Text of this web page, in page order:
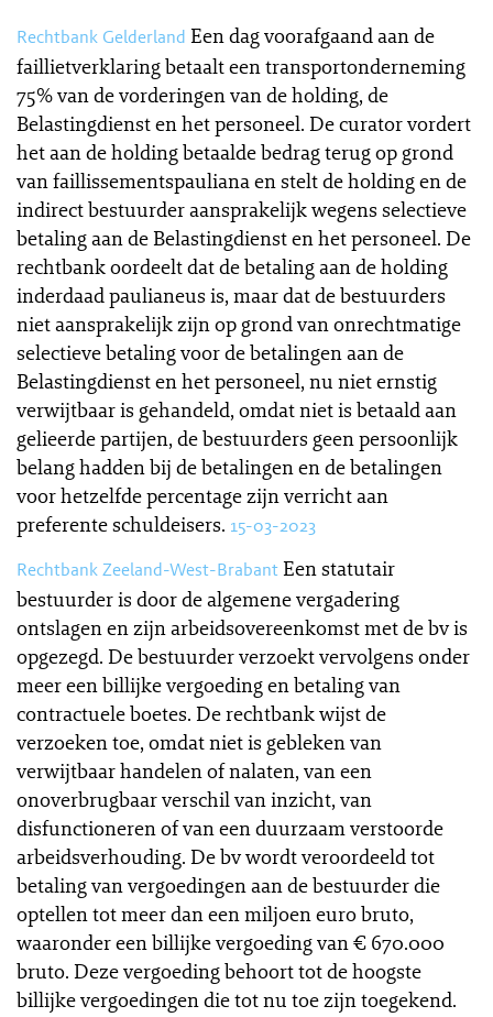
Rechtbank Gelderland Een dag voorafgaand aan de
faillietverklaring betaalt een transportonderneming
75% van de vorderingen van de holding, de
Belastingdienst en het personeel. De curator vordert
het aan de holding betaalde bedrag terug op grond
van faillissementspauliana en stelt de holding en de
indirect bestuurder aansprakelijk wegens selectieve
betaling aan de Belastingdienst en het personeel. De
rechtbank oordeelt dat de betaling aan de holding
inderdaad paulianeus is, maar dat de bestuurders
niet aansprakelijk zijn op grond van onrechtmatige
selectieve betaling voor de betalingen aan de
Belastingdienst en het personeel, nu niet ernstig
verwijtbaar is gehandeld, omdat niet is betaald aan
gelieerde partijen, de bestuurders geen persoonlijk
belang hadden bij de betalingen en de betalingen
voor hetzelfde percentage zijn verricht aan
preferente schuldeisers. 15-03-2023
Rechtbank Zeeland-West-BrabantEen statutair
bestuurder is door de algemene vergadering
ontslagen en zijn arbeidsovereenkomst met de bv is
opgezegd. De bestuurder verzoekt vervolgens onder
meer een billijke vergoeding en betaling van
contractuele boetes. De rechtbank wijst de
verzoeken toe, omdat niet is gebleken van
verwijtbaar handelen of nalaten, van een
onoverbrugbaar verschil van inzicht, van
disfunctioneren of van een duurzaam verstoorde
arbeidsverhouding. De bv wordt veroordeeld tot
betaling van vergoedingen aan de bestuurder die
optellen tot meer dan een miljoen euro bruto,
waaronder een billijke vergoeding van € 670.000
bruto. Deze vergoeding behoort tot de hoogste
billijke vergoedingen die tot nu toe zijn toegekend.